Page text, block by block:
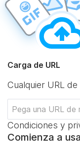
Carga de URL
Cualquier URL
Condiciones y
Comienza a